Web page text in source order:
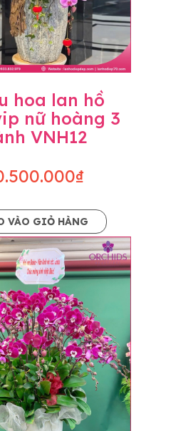
nên có thể sẽ
thời điểm hoa nở
80-90%,
báo và tư vấn
với người
hoa lan hồ
nữ hoàng 3
VNH12
VÀO GIỎ HÀNG